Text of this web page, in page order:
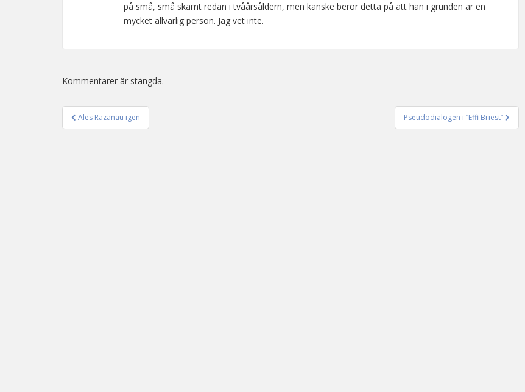
på små, små skämt redan i tvåårsåldern, men kanske beror detta på att han i grunden är en
mycket allvarlig person. Jag vet inte.
Kommentarer är stängda.
Inläggsnavigering
Ales Razanau igen Pseudodialogen i ”Effi Briest”